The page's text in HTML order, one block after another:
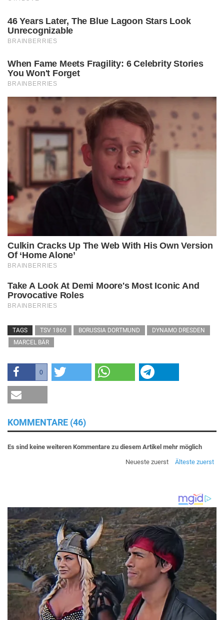
TAGS TSV 1860 BORUSSIA DORTMUND
DYNAMO DRESDEN
MARCEL BÄR
0
KOMMENTARE (46)
Es sind keine weiteren Kommentare zu diesem Artikel mehr möglich
Neueste zuerst
Älteste zuerst